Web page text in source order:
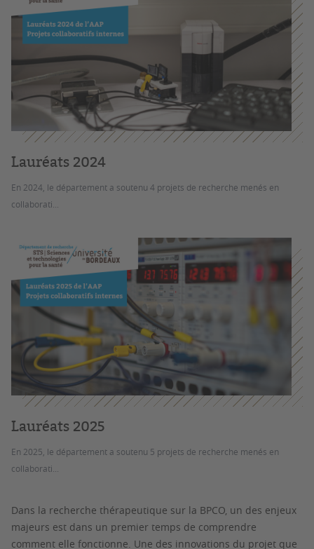
Lauréats 2024
En 2024, le département a soutenu 4 projets de recherche menés en
collaborati...
Lauréats 2025
En 2025, le département a soutenu 5 projets de recherche menés en
collaborati...
Dans la recherche thérapeutique sur la BPCO, un des enjeux
majeurs est dans un premier temps de comprendre
comment elle fonctionne. Une des innovations du projet que